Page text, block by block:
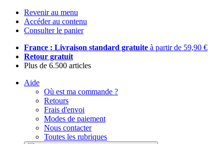
Revenir au menu
Accéder au contenu
Consulter le panier
France : Livraison standard gratuite à partir de 59,90 €
Retour gratuit
Plus de 6.500 articles
Aide
Où est ma commande ?
Retours
Frais d'envoi
Modes de paiement
Nous contacter
Toutes les rubriques